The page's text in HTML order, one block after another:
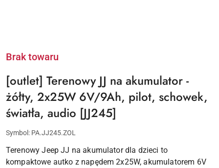
Brak towaru
[outlet] Terenowy JJ na akumulator -
żółty, 2x25W 6V/9Ah, pilot, schowek,
światła, audio [JJ245]
Symbol: PA.JJ245.ZOL
Terenowy Jeep JJ na akumulator dla dzieci to
kompaktowe autko z napędem 2x25W, akumulatorem 6V